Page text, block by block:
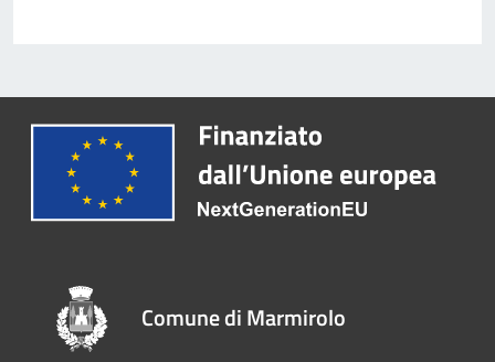
Comune di Marmirolo